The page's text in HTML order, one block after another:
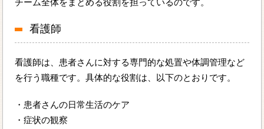
看護師
看護師は、患者さんに対する専門的な処置や体調管理など
を行う職種です。具体的な役割は、以下のとおりです。
・患者さんの日常生活のケア
・症状の観察